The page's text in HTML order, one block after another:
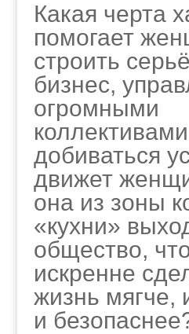
Какая черта
помогает
строить
бизнес,
огромными
добиваться
движет
она из зоны
«кухни»
общество,
искренне
жизнь мягче,
и